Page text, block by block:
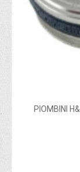
PIOMBINI